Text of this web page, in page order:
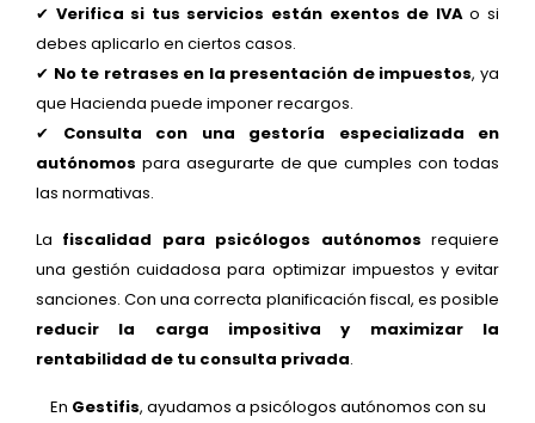
✔ Verifica si tus servicios están exentos de IVAo si
debes aplicarlo en ciertos casos.
✔ No te retrases en la presentación de impuestos, ya
que Hacienda puede imponer recargos.
✔ Consulta con una gestoría especializada en
autónomos para asegurarte de que cumples con todas
las normativas.
La fiscalidad para psicólogos autónomos requiere
una gestión cuidadosa para optimizar impuestos y evitar
sanciones. Con una correcta planificación fiscal, es posible
reducir la carga impositiva y maximizar la
rentabilidad de tu consulta privada.
En Gestifis, ayudamos a psicólogos autónomos con su